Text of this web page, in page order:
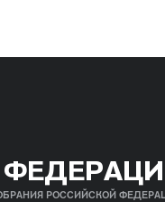
РОССИЙСКОЙ